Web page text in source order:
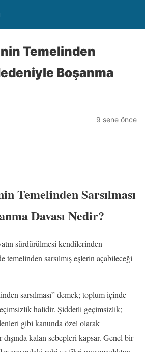
Temelinden
Boşanma
9 sene önce
Temelinden Sarsılması
Davası Nedir?
sürdürülmesi kendilerinden
temelinden sarsılmış eşlerin açabileceği
sarsılması” demek; toplum içinde
halidir. Şiddetli geçimsizlik;
gibi kanunda özel olarak
dışında kalan sebepleri kapsar. Genel bir